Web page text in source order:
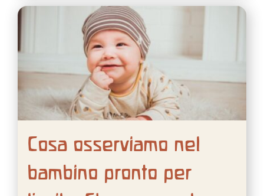
Cosa osserviamo nel
bambino pronto per